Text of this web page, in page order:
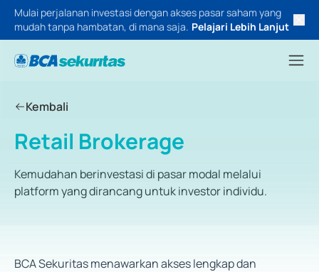
Mulai perjalanan investasi dengan akses pasar saham yang
mudah tanpa hambatan, di mana saja. Pelajari Lebih Lanjut
Kembali
Retail Brokerage
Kemudahan berinvestasi di pasar modal melalui
platform yang dirancang untuk investor individu.
BCA Sekuritas menawarkan akses lengkap dan